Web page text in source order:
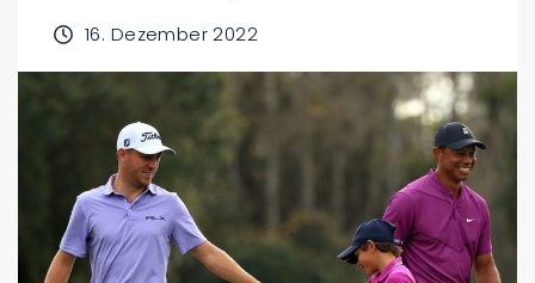
16. Dezember 2022